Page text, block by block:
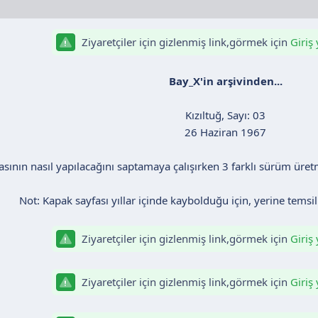
Ziyaretçiler için gizlenmiş link,görmek için Giriş
Bay_X'in arşivinden...
Kızıltuğ, Sayı: 03
26 Haziran 1967
nasıl yapılacağını saptamaya çalışırken 3 farklı sürüm
Not: Kapak sayfası yıllar içinde kaybolduğu için, yerine
Ziyaretçiler için gizlenmiş link,görmek için Giriş
Ziyaretçiler için gizlenmiş link,görmek için Giriş